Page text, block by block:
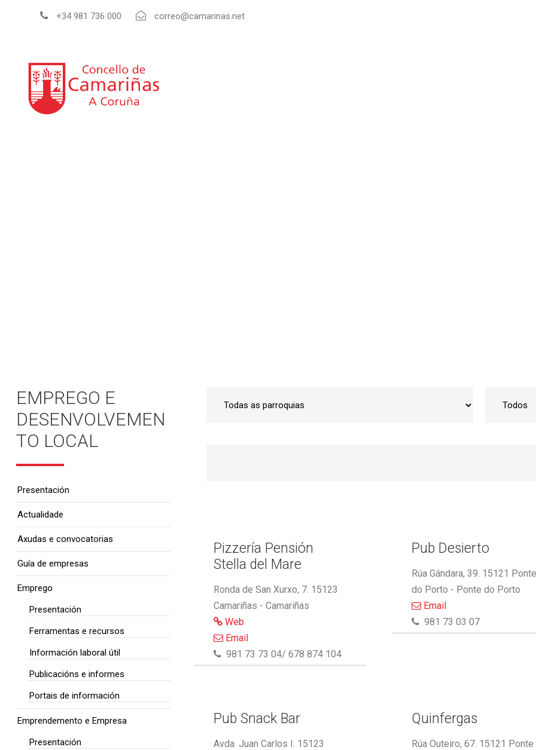
+34 981 736 000 correo@camarinas.net
Pizzería Pensión
Stella del Mare
Ronda de San Xurxo, 7. 15123
Camariñas - Camariñas
Web
Email
981 73 73 04/ 678 874 104
Pub Desierto
Rúa Gándara, 39. 15121 Ponte
do Porto - Ponte do Porto
Email
981 73 03 07
Pub Snack Bar
Avda. Juan Carlos I. 15123
Quinfergas
Rúa Outeiro, 67. 15121 Ponte
EMPREGO E
DESENVOLVEMEN
TO LOCAL
Presentación
Actualidade
Axudas e convocatorias
Guía de empresas
Emprego
Presentación
Ferramentas e recursos
Información laboral útil
Publicacións e informes
Portais de información
Emprendemento e Empresa
Presentación